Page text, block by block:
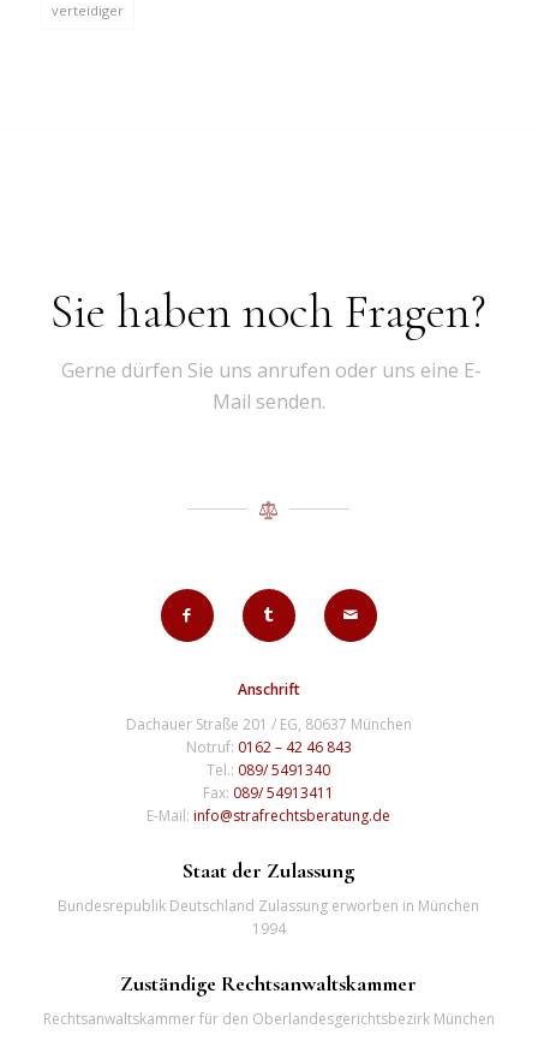
verteidiger
Sie haben noch Fragen?
Gerne dürfen Sie uns anrufen oder uns eine E-
Mail senden.
Anschrift
Dachauer Straße 201 / EG, 80637 München
Notruf: 0162 – 42 46 843
Tel.: 089/ 5491340
Fax: 089/ 54913411
E-Mail:info@strafrechtsberatung.de
Staat der Zulassung
Bundesrepublik Deutschland Zulassung erworben in München
1994
Zuständige Rechtsanwaltskammer
Rechtsanwaltskammer für den Oberlandesgerichtsbezirk München